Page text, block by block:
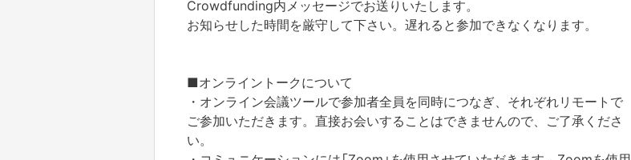
Crowdfunding内メッセージでお送りいたします。
お知らせした時間を厳守して下さい。遅れると参加できなくなります。
■オンライントークについて
・オンライン会議ツールで参加者全員を同時につなぎ、それぞれリモートで
ご参加いただきます。直接お会いすることはできませんので、ご了承くださ
い。